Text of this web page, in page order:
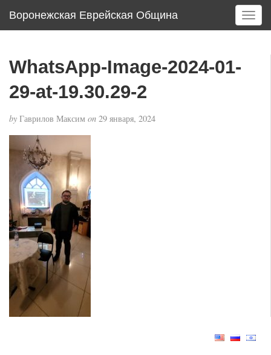
Воронежская Еврейская Община
T
o
WhatsApp-Image-2024-01-
29-at-19.30.29-2
by Гаврилов Максим on 29 января, 2024